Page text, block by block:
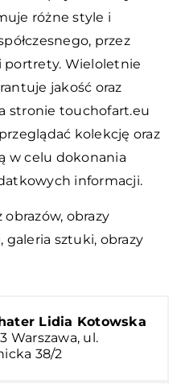
różne style i
przez
portrety. Wieloletnie
jakość oraz
stronie touchofart.eu
kolekcję oraz
w celu dokonania
informacji.
obrazów, obrazy
sztuki, obrazy
Lidia Kotowska
Warszawa, ul.
38/2